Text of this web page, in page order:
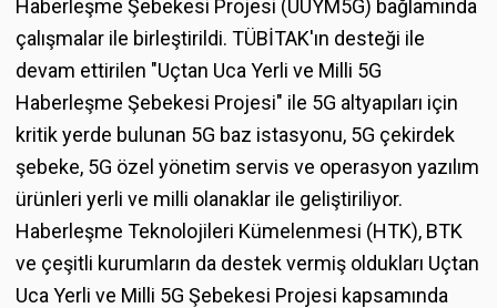
Haberleşme Şebekesi Projesi (UUYM5G) bağlamında
çalışmalar ile birleştirildi. TÜBİTAK'ın desteği ile
devam ettirilen "Uçtan Uca Yerli ve Milli 5G
Haberleşme Şebekesi Projesi" ile 5G altyapıları için
kritik yerde bulunan 5G baz istasyonu, 5G çekirdek
şebeke, 5G özel yönetim servis ve operasyon yazılım
ürünleri yerli ve milli olanaklar ile geliştiriliyor.
Haberleşme Teknolojileri Kümelenmesi (HTK), BTK
ve çeşitli kurumların da destek vermiş oldukları Uçtan
Uca Yerli ve Milli 5G Şebekesi Projesi kapsamında